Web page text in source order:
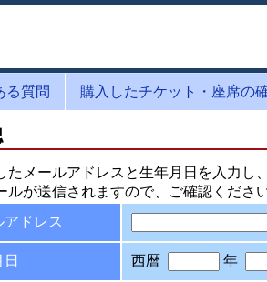
る質問 購入したチケット・座席の
たメールアドレスと生年月日を入力
ルが送信されますので、ご確認くださ
アドレス
西暦 年